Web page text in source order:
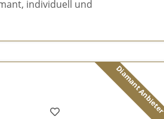
individuell und
Diamant Anbieter